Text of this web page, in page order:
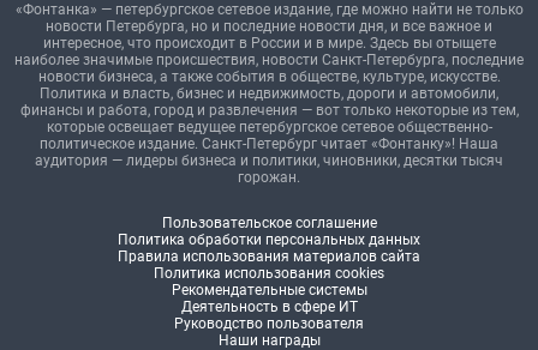
«Фонтанка» — петербургское сетевое издание, где можно найти не только
новости Петербурга, но и последние новости дня, и все важное и
интересное, что происходит в России и в мире. Здесь вы отыщете
наиболее значимые происшествия, новости Санкт-Петербурга, последние
новости бизнеса, а также события в обществе, культуре, искусстве.
Политика и власть, бизнес и недвижимость, дороги и автомобили,
финансы и работа, город и развлечения — вот только некоторые из тем,
которые освещает ведущее петербургское сетевое общественно-
политическое издание. Санкт-Петербург читает «Фонтанку»! Наша
аудитория — лидеры бизнеса и политики, чиновники, десятки тысяч
горожан.
Пользовательское соглашение
Политика обработки персональных данных
Правила использования материалов сайта
Политика использования cookies
Рекомендательные системы
Деятельность в сфере ИТ
Руководство пользователя
Наши награды